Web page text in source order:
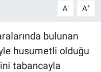
A- A+
bulunan
husumetli olduğu
tabancayla